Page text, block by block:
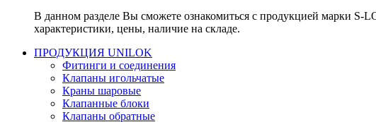
В данном разделе Вы сможете ознакомиться с продукцией марки
характеристики, цены, наличие на складе.
ПРОДУКЦИЯ UNILOK
Фитинги и соединения
Клапаны игольчатые
Краны шаровые
Клапанные блоки
Клапаны обратные